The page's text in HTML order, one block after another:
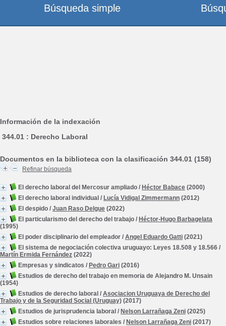
Información de la indexación
344.01 : Derecho Laboral
Documentos en la biblioteca con la clasificación 344.01 (158)
Refinar búsqueda
El derecho laboral del Mercosur ampliado / Héctor Babace (2000)
El derecho laboral individual / Lucía Vidigal Zimmermann (2012)
El despido / Juan Raso Delgue (2022)
El particularismo del derecho del trabajo / Héctor-Hugo Barbagelata
(1995)
El poder disciplinario del empleador / Angel Eduardo Gatti (2021)
El sistema de negociación colectiva uruguayo: Leyes 18.508 y 18.566 /
Martín Ermida Fernández (2022)
Empresas y sindicatos / Pedro Gari (2016)
Estudios de derecho del trabajo en memoria de Alejandro M. Unsain
(1954)
Estudios de derecho laboral / Asociacion Uruguaya de Derecho del
Trabajo y de la Seguridad Social (Uruguay) (2017)
Estudios de jurisprudencia laboral / Nelson Larrañaga Zeni (2025)
Estudios sobre relaciones laborales / Nelson Larrañaga Zeni (2017)
Búsqueda simple